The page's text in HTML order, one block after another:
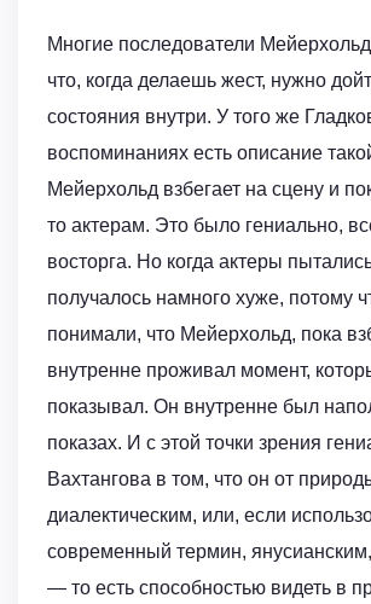
Многие последователи
что, когда делаешь жест, нужно
состояния внутри. У того же
воспоминаниях есть описание
Мейерхольд взбегает на сцену и
то актерам. Это было гениально,
восторга. Но когда актеры
получалось намного хуже, потому
понимали, что Мейерхольд, пока
внутренне проживал момент,
показывал. Он внутренне был
показах. И с этой точки зрения
Вахтангова в том, что он от
диалектическим, или, если
современный термин,
— то есть способностью видеть в